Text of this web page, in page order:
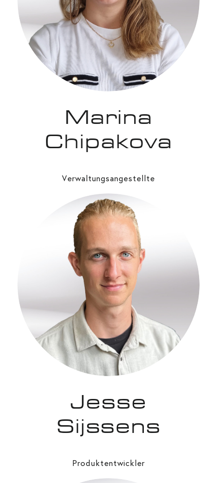
Marina
Chipakova
Verwaltungsangestellte
Jesse
Sijssens
Produktentwickler